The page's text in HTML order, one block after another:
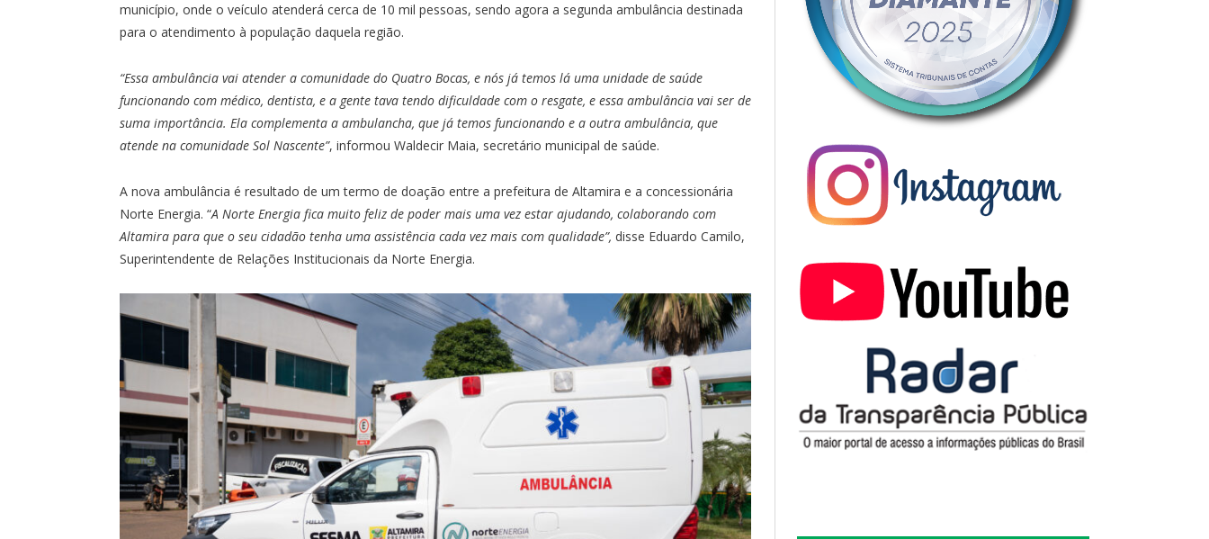
município, onde o veículo atenderá cerca de 10 mil pessoas, sendo agora a segunda ambulância destinada
para o atendimento à população daquela região.
“Essa ambulância vai atender a comunidade do Quatro Bocas, e nós já temos lá uma unidade de saúde
funcionando com médico, dentista, e a gente tava tendo dificuldade com o resgate, e essa ambulância vai ser de
suma importância. Ela complementa a ambulancha, que já temos funcionando e a outra ambulância, que
atende na comunidade Sol Nascente”, informou Waldecir Maia, secretário municipal de saúde.
A nova ambulância é resultado de um termo de doação entre a prefeitura de Altamira e a concessionária
Norte Energia. “A Norte Energia fica muito feliz de poder mais uma vez estar ajudando, colaborando com
Altamira para que o seu cidadão tenha uma assistência cada vez mais com qualidade”, disse Eduardo Camilo,
Superintendente de Relações Institucionais da Norte Energia.